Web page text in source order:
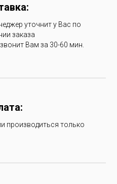
уточнит у Вас по
заказа
Вам за 30-60 мин.
производиться только